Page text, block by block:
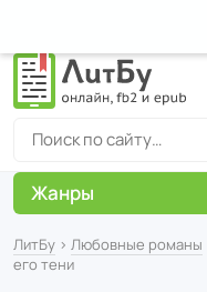
ЛитБу › Любовные романы
его тени
Жанры